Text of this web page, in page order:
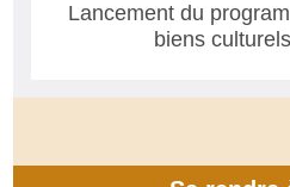
Lancement du
biens